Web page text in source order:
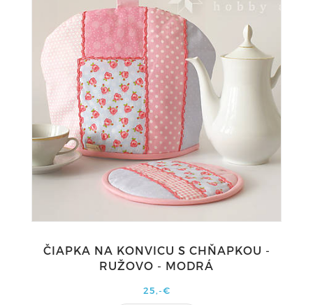
ČIAPKA NA KONVICU S CHŇAPKOU -
RUŽOVO - MODRÁ
25,-€